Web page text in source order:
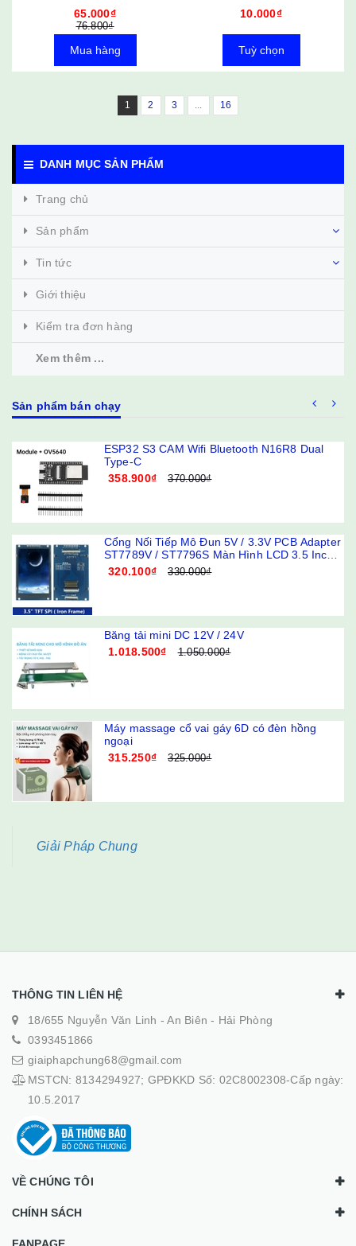
65.000₫
76.800₫
Mua hàng
10.000₫
Tuỳ chọn
1 2 3 ... 16
DANH MỤC SẢN PHẨM
Trang chủ
Sản phẩm
Tin tức
Giới thiệu
Kiểm tra đơn hàng
Xem thêm ...
Sản phẩm bán chạy
ESP32 S3 CAM Wifi Bluetooth N16R8 Dual
Type-C
358.900₫
370.000₫
Cổng Nối Tiếp Mô Đun 5V / 3.3V PCB Adapter
ST7789V / ST7796S Màn Hình LCD 3.5 Inch
240x320 320x480 SPI TFT
320.100₫ 330.000₫
Băng tải mini DC 12V / 24V
1.018.500₫
1.050.000₫
Máy massage cổ vai gáy 6D có đèn hồng
ngoại
315.250₫
325.000₫
Giải Pháp Chung
THÔNG TIN LIÊN HỆ
18/655 Nguyễn Văn Linh - An Biên - Hải Phòng
0393451866
giaiphapchung68@gmail.com
MSTCN: 8134294927; GPĐKKD Số: 02C8002308-Cấp ngày:
10.5.2017
VỀ CHÚNG TÔI
CHÍNH SÁCH
FANPAGE